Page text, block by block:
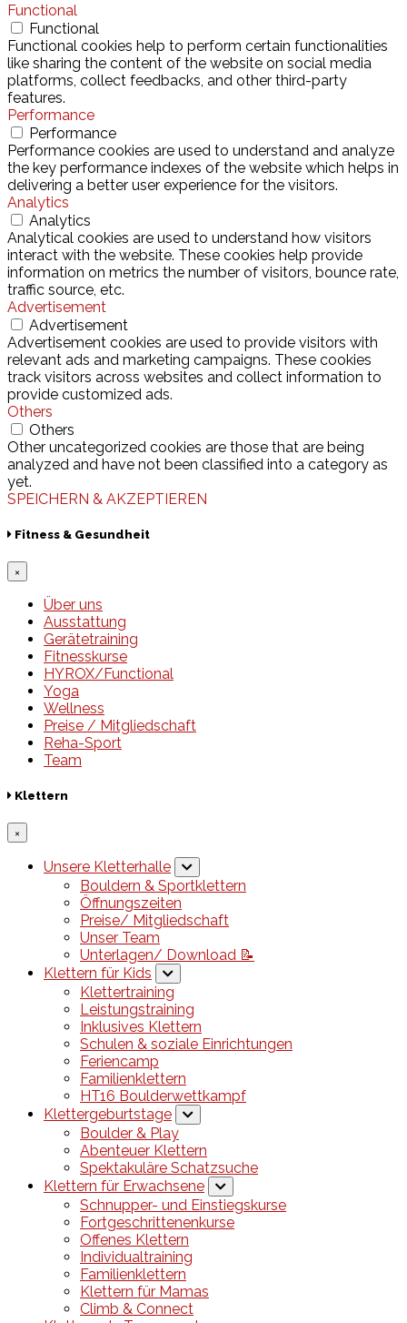
Functional
Functional
Functional cookies help to perform certain functionalities
like sharing the content of the website on social media
platforms, collect feedbacks, and other third-party
features.
Performance
Performance
Performance cookies are used to understand and analyze
the key performance indexes of the website which helps in
delivering a better user experience for the visitors.
Analytics
Analytics
Analytical cookies are used to understand how visitors
interact with the website. These cookies help provide
information on metrics the number of visitors, bounce rate,
traffic source, etc.
Advertisement
Advertisement
Advertisement cookies are used to provide visitors with
relevant ads and marketing campaigns. These cookies
track visitors across websites and collect information to
provide customized ads.
Others
Others
Other uncategorized cookies are those that are being
analyzed and have not been classified into a category as
yet.
SPEICHERN & AKZEPTIEREN
Fitness & Gesundheit
×
Über uns
Ausstattung
Gerätetraining
Fitnesskurse
HYROX/Functional
Yoga
Wellness
Preise / Mitgliedschaft
Reha-Sport
Team
Klettern
×
Unsere Kletterhalle
Bouldern & Sportklettern
Öffnungszeiten
Preise/ Mitgliedschaft
Unser Team
Unterlagen/ Download 📝
Klettern für Kids
Klettertraining
Leistungstraining
Inklusives Klettern
Schulen & soziale Einrichtungen
Feriencamp
Familienklettern
HT16 Boulderwettkampf
Klettergeburtstage
Boulder & Play
Abenteuer Klettern
Spektakuläre Schatzsuche
Klettern für Erwachsene
Schnupper- und Einstiegskurse
Fortgeschrittenenkurse
Offenes Klettern
Individualtraining
Familienklettern
Klettern für Mamas
Climb & Connect